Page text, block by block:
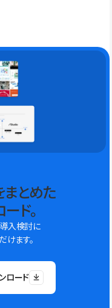
まとめた
ド。
入検討に
けます。
ロード